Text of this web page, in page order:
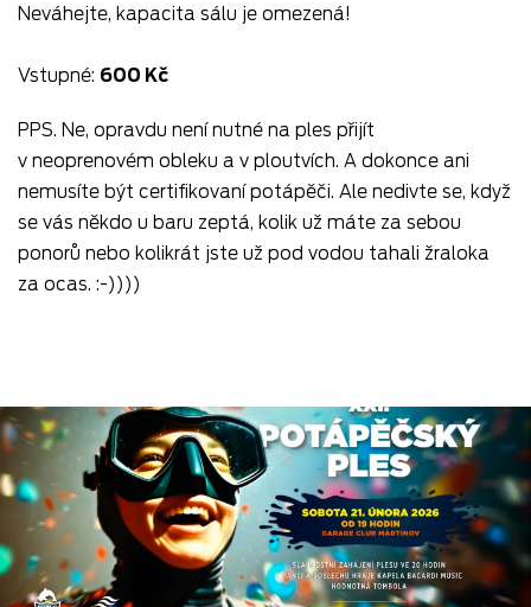
Neváhejte, kapacita sálu je omezená!
Vstupné: 600 Kč
PPS. Ne, opravdu není nutné na ples přijít
v neoprenovém obleku a v ploutvích. A dokonce ani
nemusíte být certifikovaní potápěči. Ale nedivte se, když
se vás někdo u baru zeptá, kolik už máte za sebou
ponorů nebo kolikrát jste už pod vodou tahali žraloka
za ocas. :-))))